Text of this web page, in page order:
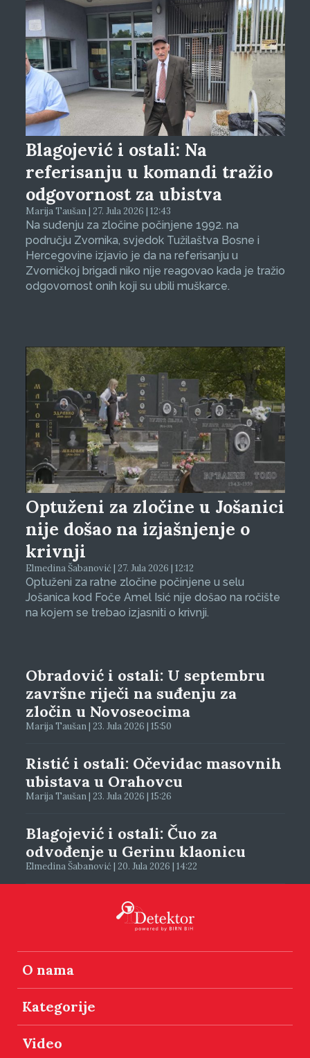
Blagojević i ostali: Na
referisanju u komandi tražio
odgovornost za ubistva
Marija Taušan | 27. Jula 2026 | 12:43
Na suđenju za zločine počinjene 1992. na
području Zvornika, svjedok Tužilaštva Bosne i
Hercegovine izjavio je da na referisanju u
Zvorničkoj brigadi niko nije reagovao kada je tražio
odgovornost onih koji su ubili muškarce.
Optuženi za zločine u Jošanici
nije došao na izjašnjenje o
krivnji
Elmedina Šabanović | 27. Jula 2026 | 12:12
Optuženi za ratne zločine počinjene u selu
Jošanica kod Foče Amel Isić nije došao na ročište
na kojem se trebao izjasniti o krivnji.
Obradović i ostali: U septembru
završne riječi na suđenju za
zločin u Novoseocima
Marija Taušan | 23. Jula 2026 | 15:50
Ristić i ostali: Očevidac masovnih
ubistava u Orahovcu
Marija Taušan | 23. Jula 2026 | 15:26
Blagojević i ostali: Čuo za
odvođenje u Gerinu klaonicu
Elmedina Šabanović | 20. Jula 2026 | 14:22
O nama
Kategorije
Video